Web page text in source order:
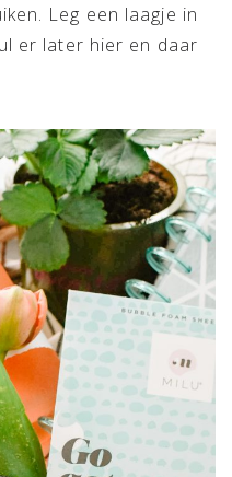
Leg een laagje in
er later hier en daar